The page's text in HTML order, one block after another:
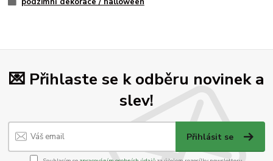
💌 Přihlaste se k odběru novinek a
slev!
Přihlásit se